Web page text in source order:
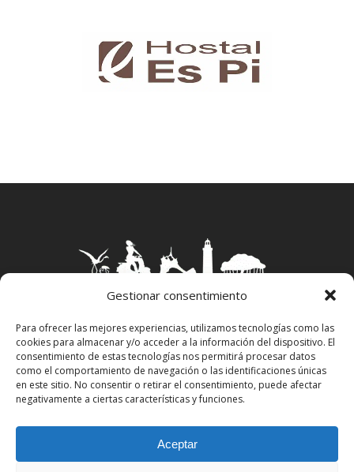
Gestionar consentimiento
Para ofrecer las mejores experiencias, utilizamos tecnologías como las
cookies para almacenar y/o acceder a la información del dispositivo. El
consentimiento de estas tecnologías nos permitirá procesar datos
como el comportamiento de navegación o las identificaciones únicas
en este sitio. No consentir o retirar el consentimiento, puede afectar
negativamente a ciertas características y funciones.
Aceptar
Aviso Legal– Política Privacidad–Política
Cookies–Propiedad Intelectual